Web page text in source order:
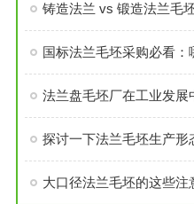
铸造法兰 vs 锻造法兰毛
法兰盘毛坯厂在工业发展
探讨一下法兰毛坯生产形
大口径法兰毛坯的这些注